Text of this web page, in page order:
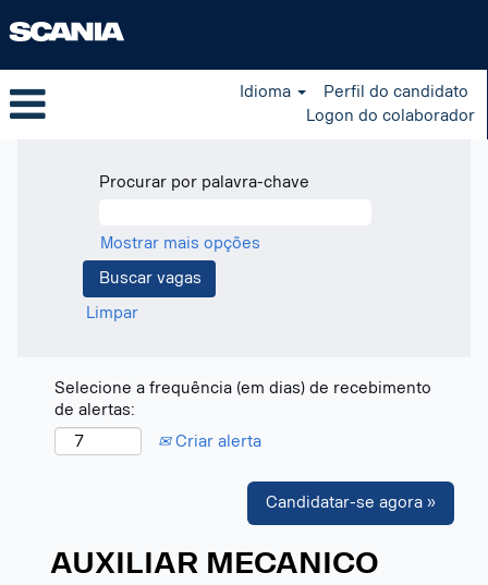
Idioma
Perfil do candidato
Logon do colaborador
Procurar por palavra-chave
Mostrar mais opções
Limpar
Selecione a frequência (em dias) de recebimento
de alertas:
Criar alerta
Candidatar-se agora »
AUXILIAR MECANICO